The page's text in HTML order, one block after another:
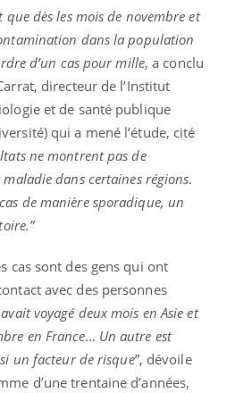
que dès les mois de novembre et
dans la population
d’un cas pour mille, a conclu
directeur de l’Institut
et de santé publique
qui a mené l’étude, cité
ne montrent pas de
dans certaines régions.
de manière sporadique, un
”
cas sont des gens qui ont
avec des personnes
voyagé deux mois en Asie et
en France… Un autre est
un facteur de risque”, dévoile
d’une trentaine d’années,